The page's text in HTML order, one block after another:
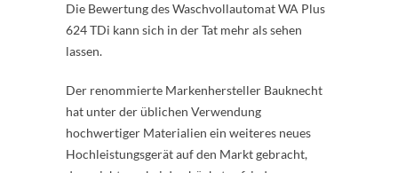
Die Bewertung des Waschvollautomat WA Plus
624 TDi kann sich in der Tat mehr als sehen
lassen.
Der renommierte Markenhersteller Bauknecht
hat unter der üblichen Verwendung
hochwertiger Materialien ein weiteres neues
Hochleistungsgerät auf den Markt gebracht,